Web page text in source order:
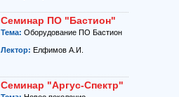
Семинар ПО "Бастион"
Тема: Оборудование ПО Бастион
Лектор: Елфимов А.И.
Семинар "Аргус-Спектр"